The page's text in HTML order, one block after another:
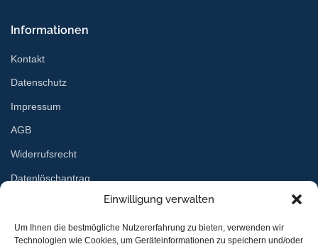
Einwilligung verwalten
Um Ihnen die bestmögliche Nutzererfahrung zu bieten, verwenden wir
Technologien wie Cookies, um Geräteinformationen zu speichern und/oder
Informationen
Kontakt
Datenschutz
Impressum
AGB
Widerrufsrecht
Datenlöschantrag
Services